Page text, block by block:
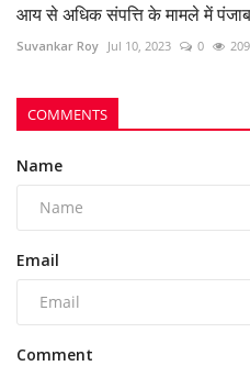
आय से अधिक संपत्ति के मामले में पंजाब
Suvankar Roy Jul 10, 2023 0 209
COMMENTS
Name
Email
Comment